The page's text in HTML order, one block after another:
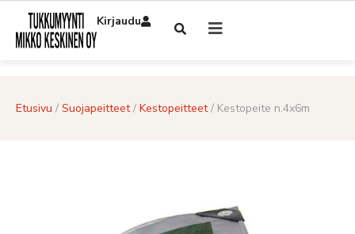
Kirjaudu
Etusivu / Suojapeitteet/ Kestopeitteet/ Kestopeite n.4x6m